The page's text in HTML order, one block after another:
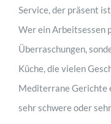
Service, der präsent
Wer ein Arbeitsessen
Überraschungen,
Küche, die vielen
Mediterrane Gerichte
sehr schwere oder